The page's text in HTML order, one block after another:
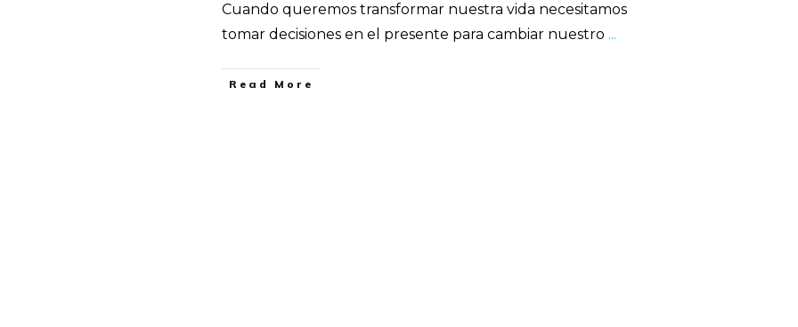
Cuando queremos transformar nuestra vida necesitamos
tomar decisiones en el presente para cambiar nuestro ...
​Read More